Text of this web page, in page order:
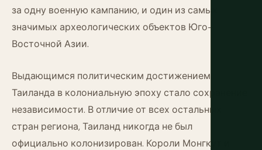
за одну военную кампанию, и один из самых
значимых археологических объектов Юго-
Восточной Азии.
Выдающимся политическим достижением
Таиланда в колониальную эпоху стало сохранение
независимости. В отличие от всех остальных
стран региона, Таиланд никогда не был
официально колонизирован. Короли Монгкут и